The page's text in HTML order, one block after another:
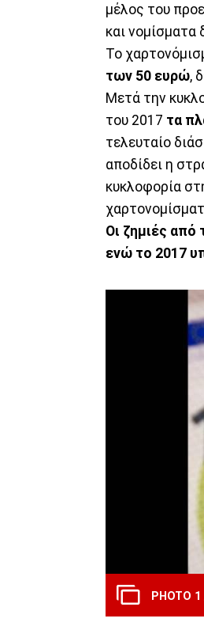
μέλος του
και νομίσματα
Το
των 50 ευρώ,
Μετά την
του 2017 τα
τελευταίο
αποδίδει η
κυκλοφορία
Οι ζημιές από
ενώ το 2017
PHOTO